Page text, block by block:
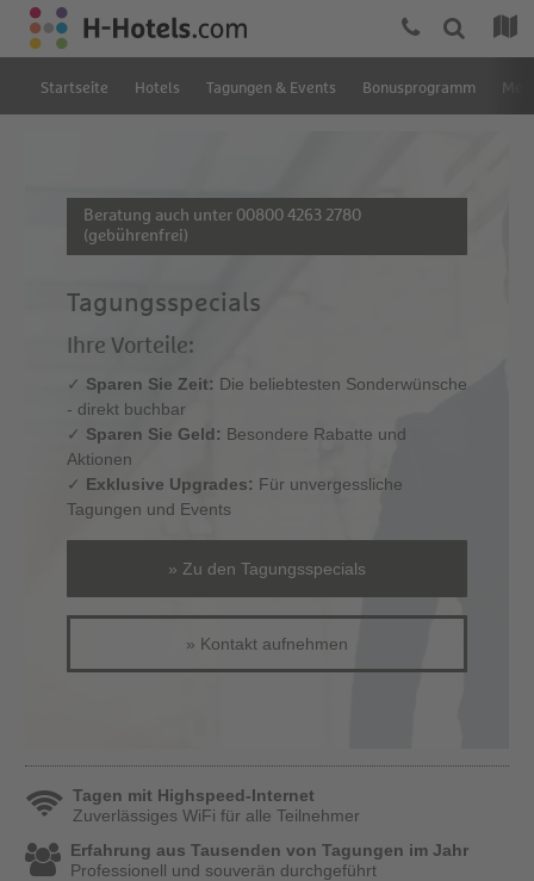
Startseite Hotels Tagungen & Events Bonusprogramm
Beratung auch unter 00800 4263 2780
(gebührenfrei)
Tagungsspecials
Ihre Vorteile:
✓ Sparen Sie Zeit: Die beliebtesten Sonderwünsche
- direkt buchbar
✓ Sparen Sie Geld: Besondere Rabatte und
Aktionen
✓ Exklusive Upgrades: ​​​​​​​ Für unvergessliche
Tagungen und Events
» Zu den Tagungsspecials
» Kontakt aufnehmen
Tagen mit Highspeed-Internet
Zuverlässiges WiFi für alle Teilnehmer
Erfahrung aus Tausenden von Tagungen im Jahr
Professionell und souverän durchgeführt